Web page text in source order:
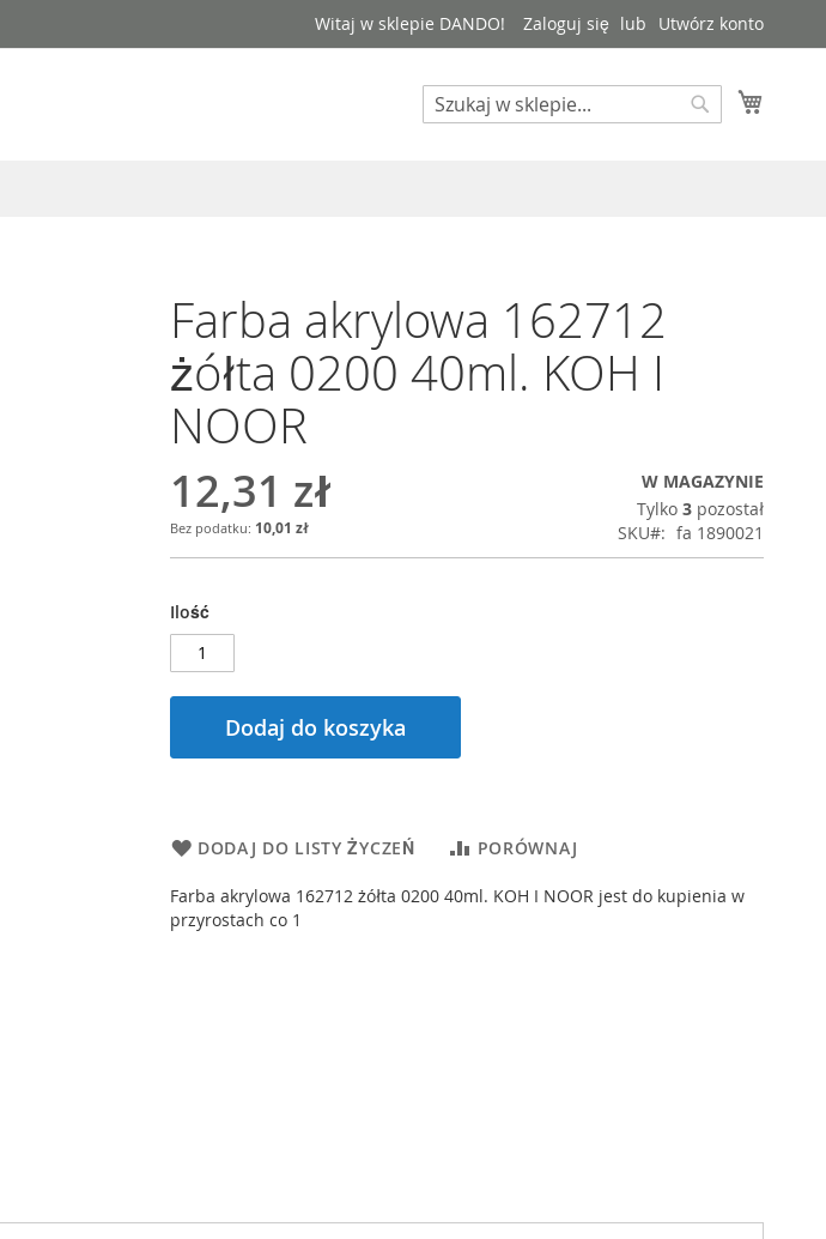
Witaj w sklepie DANDO! Zaloguj się Utwórz konto
Search
Farba akrylowa 162712
żółta 0200 40ml. KOH I
NOOR
12,31 zł
10,01 zł
W MAGAZYNIE
Tylko 3 pozostał
SKU
fa 1890021
Ilość
Dodaj do koszyka
DODAJ DO LISTY ŻYCZEŃ PORÓWNAJ
Farba akrylowa 162712 żółta 0200 40ml. KOH I NOOR jest do kupienia w
przyrostach co 1